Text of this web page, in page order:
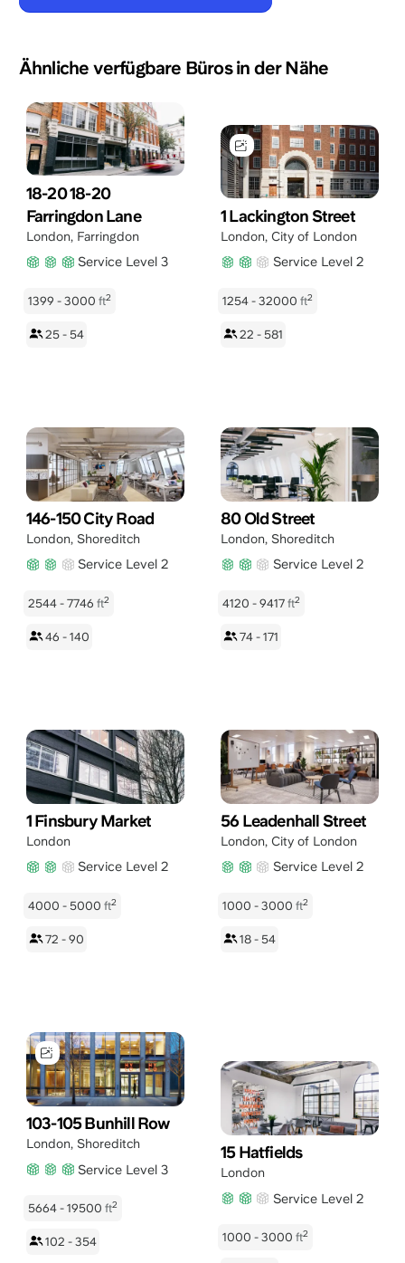
Ähnliche verfügbare Büros in der Nähe
18-20 18-20
Farringdon Lane
London, Farringdon
Service Level 3
1399 - 3000 ft2
25 - 54
1 Lackington Street
London, City of London
Service Level 2
1254 - 32000 ft2
22 - 581
146-150 City Road
London, Shoreditch
Service Level 2
2544 - 7746 ft2
46 - 140
80 Old Street
London, Shoreditch
Service Level 2
4120 - 9417 ft2
74 - 171
1 Finsbury Market
London
Service Level 2
4000 - 5000 ft2
72 - 90
56 Leadenhall Street
London, City of London
Service Level 2
1000 - 3000 ft2
18 - 54
103-105 Bunhill Row
London, Shoreditch
Service Level 3
5664 - 19500 ft2
102 - 354
15 Hatfields
London
Service Level 2
1000 - 3000 ft2